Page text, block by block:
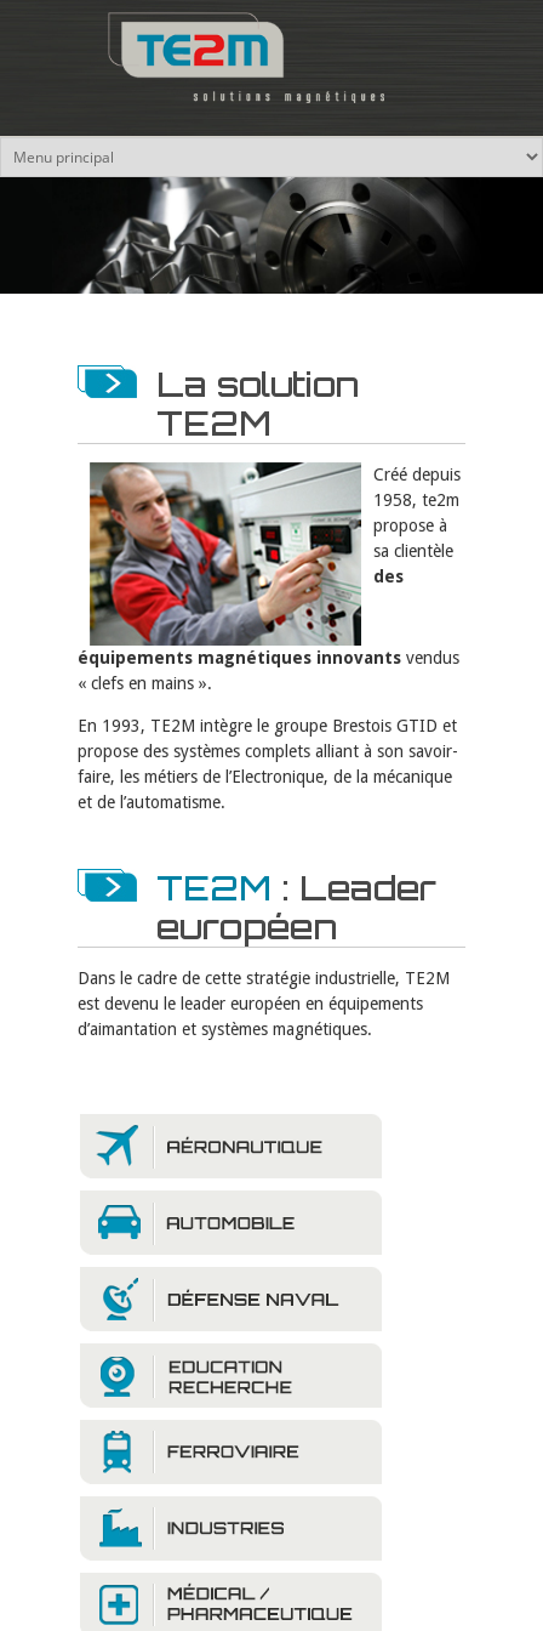
Aller au contenu principal
La solution
TE2M
Créé depuis
1958, te2m
propose à
sa clientèle
des
équipements magnétiques innovants vendus
« clefs en mains ».
En 1993, TE2M intègre le groupe Brestois GTID et
propose des systèmes com­plets alliant à son savoir-
faire, les métiers de l’Electronique, de la mécanique
et de l’automatisme.
TE2M : Leader
euro­péen
Dans le cadre de cette stratégie industrielle, TE2M
est devenu le leader euro­péen en équipements
d’aimantation et systèmes magnétiques.